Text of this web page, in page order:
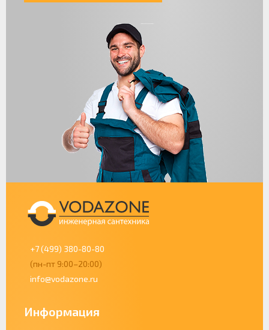
+7 (499) 380-80-80
(пн-пт 9:00–20:00)
info@vodazone.ru
Информация